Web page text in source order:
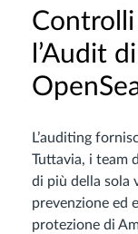
l’Audit
L’auditing
Tuttavia, i team
di più della sola
prevenzione ed
protezione di